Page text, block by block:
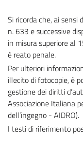
Si ricorda che, ai
n. 633 e successive
in misura superiore al
è reato penale.
Per ulteriori
illecito di fotocopie, è
gestione dei diritti
Associazione Italiana
dell’ingegno - AIDRO).
I testi di riferimento